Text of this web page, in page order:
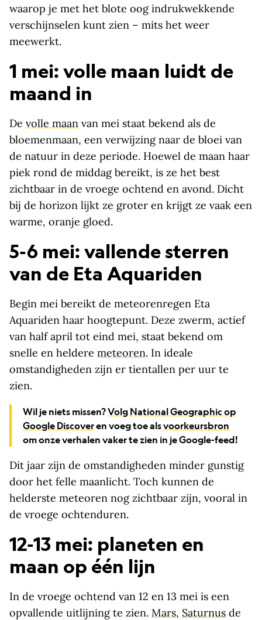
waarop je met het blote oog indrukwekkende
verschijnselen kunt zien – mits het weer
meewerkt.
1 mei: volle maan luidt de
maand in
De volle maan van mei staat bekend als de
bloemenmaan, een verwijzing naar de bloei van
de natuur in deze periode. Hoewel de maan haar
piek rond de middag bereikt, is ze het best
zichtbaar in de vroege ochtend en avond. Dicht
bij de horizon lijkt ze groter en krijgt ze vaak een
warme, oranje gloed.
5-6 mei: vallende sterren
van de Eta Aquariden
Begin mei bereikt de meteorenregen Eta
Aquariden haar hoogtepunt. Deze zwerm, actief
van half april tot eind mei, staat bekend om
snelle en heldere meteoren. In ideale
omstandigheden zijn er tientallen per uur te
zien.
Wil je niets missen?Volg National Geographic op
Google Discoveren voeg toe alsvoorkeursbron
om onze verhalen vaker te zien in je Google-feed!
Dit jaar zijn de omstandigheden minder gunstig
door het felle maanlicht. Toch kunnen de
helderste meteoren nog zichtbaar zijn, vooral in
de vroege ochtenduren.
12-13 mei: planeten en
maan op één lijn
In de vroege ochtend van 12 en 13 mei is een
opvallende uitlijning te zien. Mars, Saturnus de